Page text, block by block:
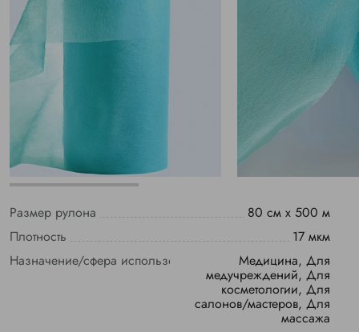
Размер рулона
80 см х 500 м
Плотность
17 мкм
Назначение/сфера использования
Медицина, Для
медучреждений, Для
косметологии, Для
салонов/мастеров, Для
массажа